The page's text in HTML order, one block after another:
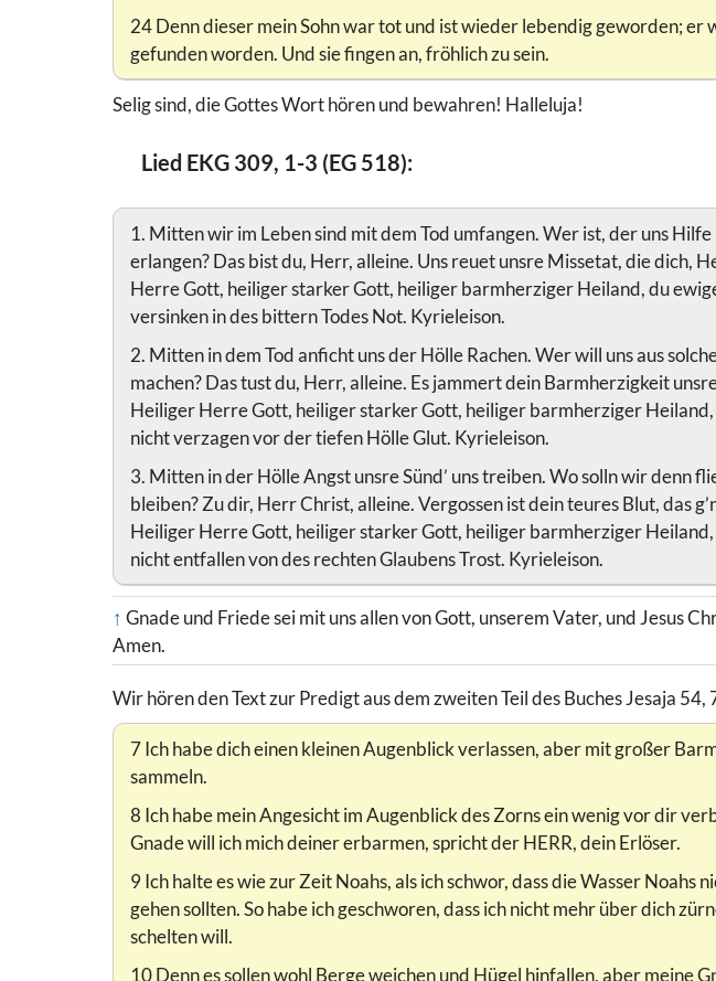
24 Denn dieser mein Sohn war tot und ist wieder lebendig geworden; er
gefunden worden. Und sie fingen an, fröhlich zu sein.
Selig sind, die Gottes Wort hören und bewahren! Halleluja!
Lied EKG 309, 1-3 (EG 518):
1. Mitten wir im Leben sind mit dem Tod umfangen. Wer ist, der uns
erlangen? Das bist du, Herr, alleine. Uns reuet unsre Missetat, die dich,
Herre Gott, heiliger starker Gott, heiliger barmherziger Heiland, du
versinken in des bittern Todes Not. Kyrieleison.
2. Mitten in dem Tod anficht uns der Hölle Rachen. Wer will uns aus
machen? Das tust du, Herr, alleine. Es jammert dein Barmherzigkeit
Heiliger Herre Gott, heiliger starker Gott, heiliger barmherziger Heiland,
nicht verzagen vor der tiefen Hölle Glut. Kyrieleison.
3. Mitten in der Hölle Angst unsre Sünd’ uns treiben. Wo solln wir denn
bleiben? Zu dir, Herr Christ, alleine. Vergossen ist dein teures Blut, das
Heiliger Herre Gott, heiliger starker Gott, heiliger barmherziger Heiland,
nicht entfallen von des rechten Glaubens Trost. Kyrieleison.
↑ Gnade und Friede sei mit uns allen von Gott, unserem Vater, und Jesus
Amen.
Wir hören den Text zur Predigt aus dem zweiten Teil des Buches Jesaja 54,
7 Ich habe dich einen kleinen Augenblick verlassen, aber mit großer
sammeln.
8 Ich habe mein Angesicht im Augenblick des Zorns ein wenig vor dir
Gnade will ich mich deiner erbarmen, spricht der HERR, dein Erlöser.
9 Ich halte es wie zur Zeit Noahs, als ich schwor, dass die Wasser Noahs
gehen sollten. So habe ich geschworen, dass ich nicht mehr über dich
schelten will.
10 Denn es sollen wohl Berge weichen und Hügel hinfallen, aber meine